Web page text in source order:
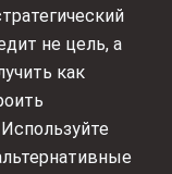
не цель, а
как